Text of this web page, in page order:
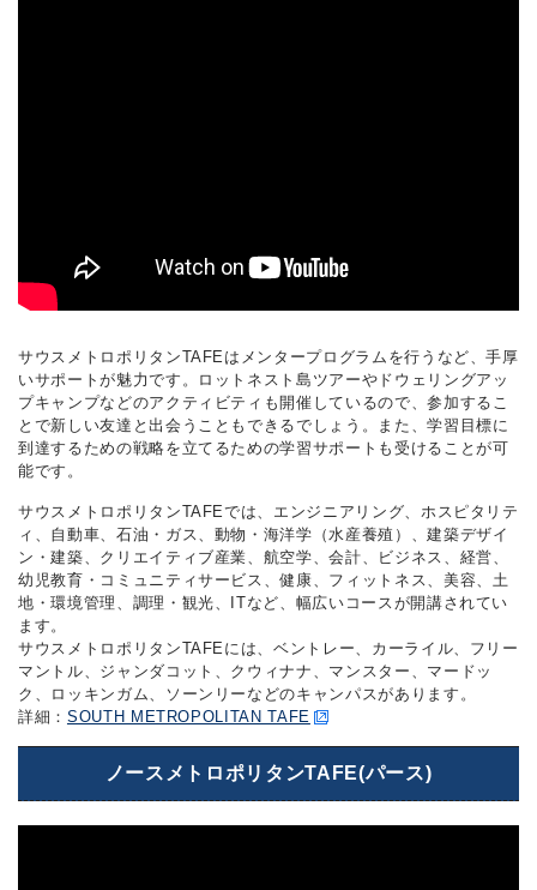
サウスメトロポリタンTAFEはメンタープログラムを行うなど、手厚
いサポートが魅力です。ロットネスト島ツアーやドウェリングアッ
プキャンプなどのアクティビティも開催しているので、参加するこ
とで新しい友達と出会うこともできるでしょう。また、学習目標に
到達するための戦略を立てるための学習サポートも受けることが可
能です。
サウスメトロポリタンTAFEでは、エンジニアリング、ホスピタリテ
ィ、自動車、石油・ガス、動物・海洋学（水産養殖）、建築デザイ
ン・建築、クリエイティブ産業、航空学、会計、ビジネス、経営、
幼児教育・コミュニティサービス、健康、フィットネス、美容、土
地・環境管理、調理・観光、ITなど、幅広いコースが開講されてい
ます。
サウスメトロポリタンTAFEには、ベントレー、カーライル、フリー
マントル、ジャンダコット、クウィナナ、マンスター、マードッ
ク、ロッキンガム、ソーンリーなどのキャンパスがあります。
詳細： SOUTH METROPOLITAN TAFE
ノースメトロポリタンTAFE(パース)